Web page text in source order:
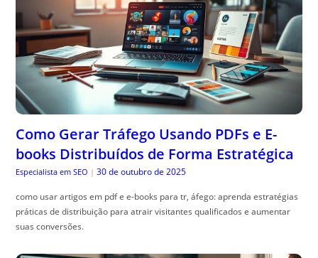
Como Gerar Tráfego Usando PDFs e E-
books Distribuídos de Forma Estratégica
Especialista em SEO | 30 de outubro de 2025
como usar artigos em pdf e e-books para tr, áfego: aprenda estratégias
práticas de distribuição para atrair visitantes qualificados e aumentar
suas conversões.